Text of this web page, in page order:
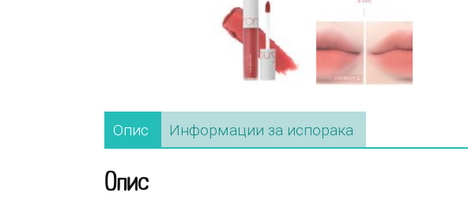
Опис Информации за испорака
Опис